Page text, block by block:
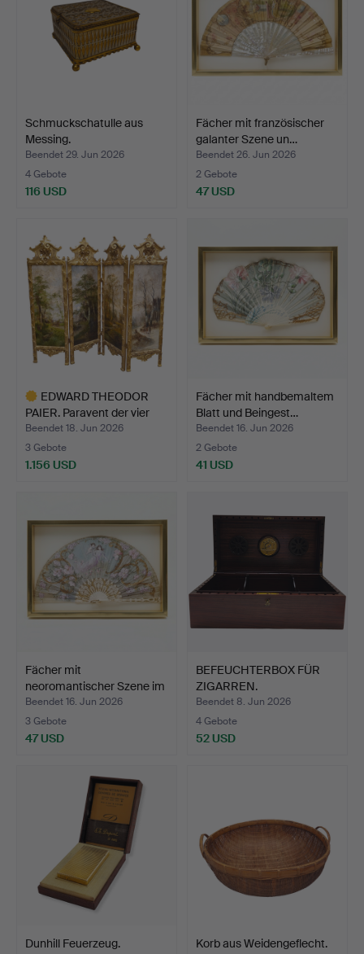
Schmuckschatulle aus
Messing.
Beendet 29. Jun 2026
4 Gebote
116 USD
Fächer mit französischer
galanter Szene un…
Beendet 26. Jun 2026
2 Gebote
47 USD
EDWARD THEODOR
PAIER. Paravent der vier
Ja…
Beendet 18. Jun 2026
3 Gebote
1.156 USD
Fächer mit handbemaltem
Blatt und Beingest…
Beendet 16. Jun 2026
2 Gebote
41 USD
Fächer mit
neoromantischer Szene im
Fächer…
Beendet 16. Jun 2026
3 Gebote
47 USD
BEFEUCHTERBOX FÜR
ZIGARREN.
Beendet 8. Jun 2026
4 Gebote
52 USD
Dunhill Feuerzeug. Korb aus Weidengeflecht.